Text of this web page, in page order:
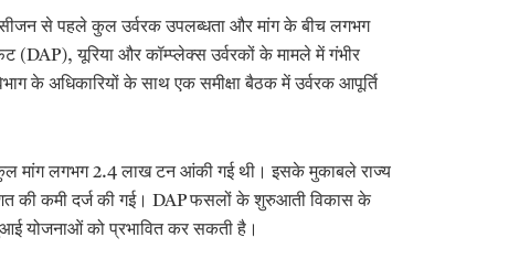
सीजन से पहले कुल उर्वरक उपलब्धता और मांग के बीच लगभग
यूरिया और कॉम्प्लेक्स उर्वरकों के मामले में गंभीर
के अधिकारियों के साथ एक समीक्षा बैठक में उर्वरक आपूर्ति
मांग लगभग 2.4 लाख टन आंकी गई थी। इसके मुकाबले राज्य
की कमी दर्ज की गई। DAP फसलों के शुरुआती विकास के
योजनाओं को प्रभावित कर सकती है।